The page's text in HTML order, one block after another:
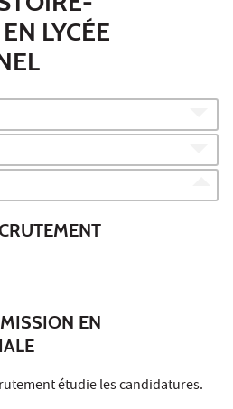
LYCÉE
EN
étudie les candidatures.